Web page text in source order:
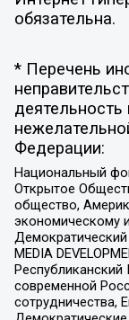
обязательна.
* Перечень
Федерации:
Национальный
Открытое
общество,
экономическому
MEDIA
Республиканский
современной
сотрудничества,